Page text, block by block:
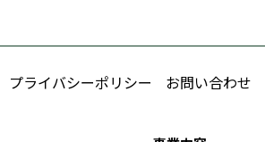
プライバシーポリシー お問い合わせ